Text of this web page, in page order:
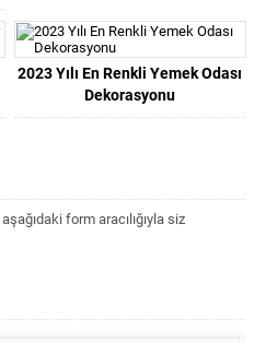
2023 Yılı En Renkli Yemek Odası
Dekorasyonu
form aracılığıyla siz